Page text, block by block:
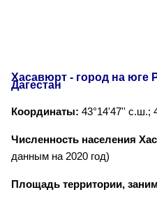
Хасавюрт - город на юге
Дагестан
Координаты: 43°14'47'' с.ш.;
Численность населения
данным на 2020 год)
Площадь территории,